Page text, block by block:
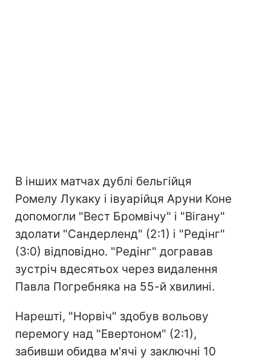
В інших матчах дублі бельгійця
Ромелу Лукаку і івуарійця Аруни Коне
допомогли "Вест Бромвічу" і "Вігану"
здолати "Сандерленд" (2:1) і "Редінг"
(3:0) відповідно. "Редінг" догравав
зустріч вдесятьох через видалення
Павла Погребняка на 55-й хвилині.
Нарешті, "Норвіч" здобув вольову
перемогу над "Евертоном" (2:1),
забивши обидва м'ячі у заключні 10